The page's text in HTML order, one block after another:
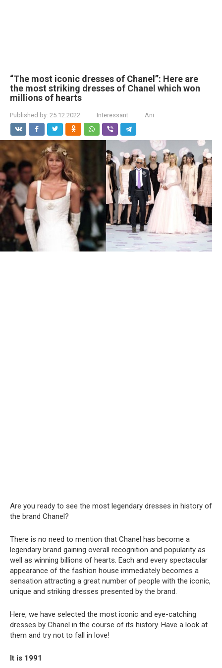
“The most iconic dresses of Chanel”: Here are
the most striking dresses of Chanel which won
millions of hearts
Published by: 25.12.2022 Interessant Ani
Are you ready to see the most legendary dresses in history of
the brand Chanel?
There is no need to mention that Chanel has become a
legendary brand gaining overall recognition and popularity as
well as winning billions of hearts. Each and every spectacular
appearance of the fashion house immediately becomes a
sensation attracting a great number of people with the iconic,
unique and striking dresses presented by the brand.
Here, we have selected the most iconic and eye-catching
dresses by Chanel in the course of its history. Have a look at
them and try not to fall in love!
It is 1991